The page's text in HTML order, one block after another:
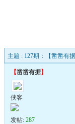
主题 : 127期：【凿凿有
【凿凿有据】
侠客
发帖: 287